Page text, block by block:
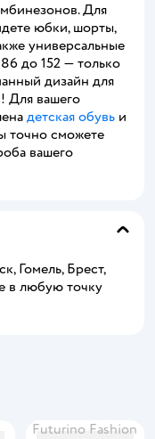
Для
юбки, шорты,
универсальные
до 152 — только
дизайн для
Для вашего
детская обувь и
точно сможете
вашего
Гомель, Брест,
в любую точку
Futurino Fashion